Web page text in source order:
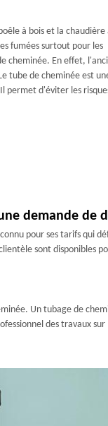
à bois et la chaudière
fumées surtout pour les
cheminée. En effet,
tube de cheminée est
permet d'éviter les
demande de
pour ses tarifs qui
sont disponibles
Un tubage de
des travaux sur